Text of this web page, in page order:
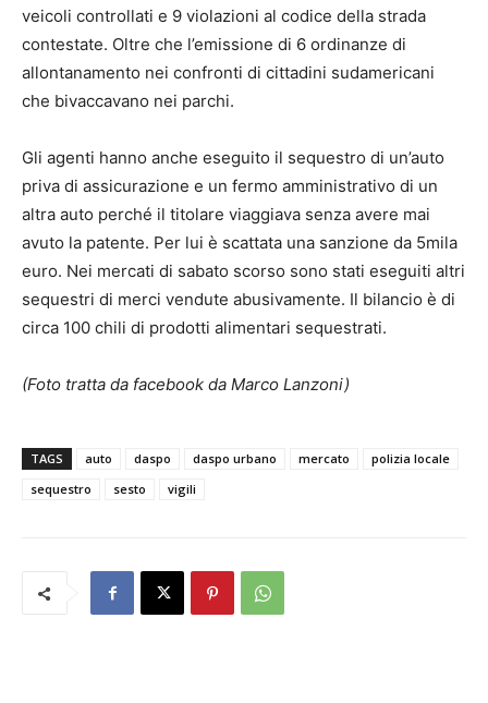
veicoli controllati e 9 violazioni al codice della strada
contestate. Oltre che l’emissione di 6 ordinanze di
allontanamento nei confronti di cittadini sudamericani
che bivaccavano nei parchi.
Gli agenti hanno anche eseguito il sequestro di un’auto
priva di assicurazione e un fermo amministrativo di un
altra auto perché il titolare viaggiava senza avere mai
avuto la patente. Per lui è scattata una sanzione da 5mila
euro. Nei mercati di sabato scorso sono stati eseguiti altri
sequestri di merci vendute abusivamente. Il bilancio è di
circa 100 chili di prodotti alimentari sequestrati.
(Foto tratta da facebook da Marco Lanzoni)
TAGS auto daspo daspo urbano mercato
polizia locale
sequestro
sesto vigili